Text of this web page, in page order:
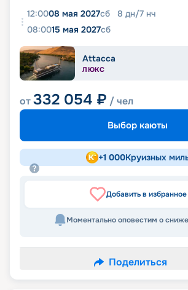
12:0008 мая 2027сб 8 дн/7 нч
08:0015 мая 2027сб
Attacca
ЛЮКС
от332 054 ₽ / чел
Выбор каюты
+1 000Круизных
Добавить в избранное
Моментально оповестим о
Поделиться